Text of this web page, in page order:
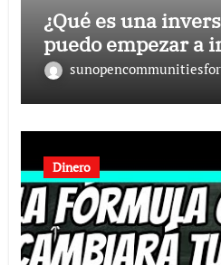
¿Qué es una
puedo empezar a
Dinero